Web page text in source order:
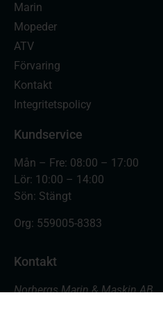
Marin
Mopeder
ATV
Förvaring
Kontakt
Integritetspolicy
Kundservice
Mån – Fre: 08:00 – 17:00
Lör: 10:00 – 14:00
Sön: Stängt
Org: 559005-8383
Kontakt
Norbergs Marin & Maskin AB